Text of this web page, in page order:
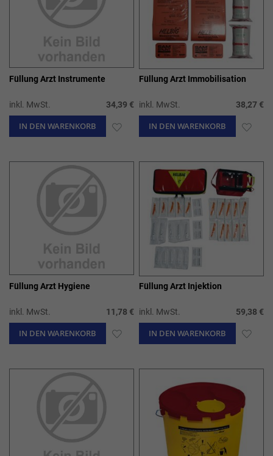
Füllung Arzt Instrumente
inkl. MwSt. 34,39 €
IN DEN WARENKORB ZUR
HINZUFÜGEN
Füllung Arzt Immobilisation
inkl. MwSt. 38,27 €
IN DEN WARENKORB ZUR
Füllung Arzt Hygiene
inkl. MwSt. 11,78 €
IN DEN WARENKORB ZUR
Füllung Arzt Injektion
inkl. MwSt. 59,38 €
IN DEN WARENKORB ZUR